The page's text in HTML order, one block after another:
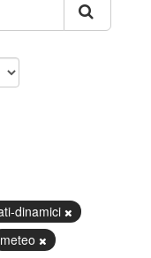
dinamici
meteo